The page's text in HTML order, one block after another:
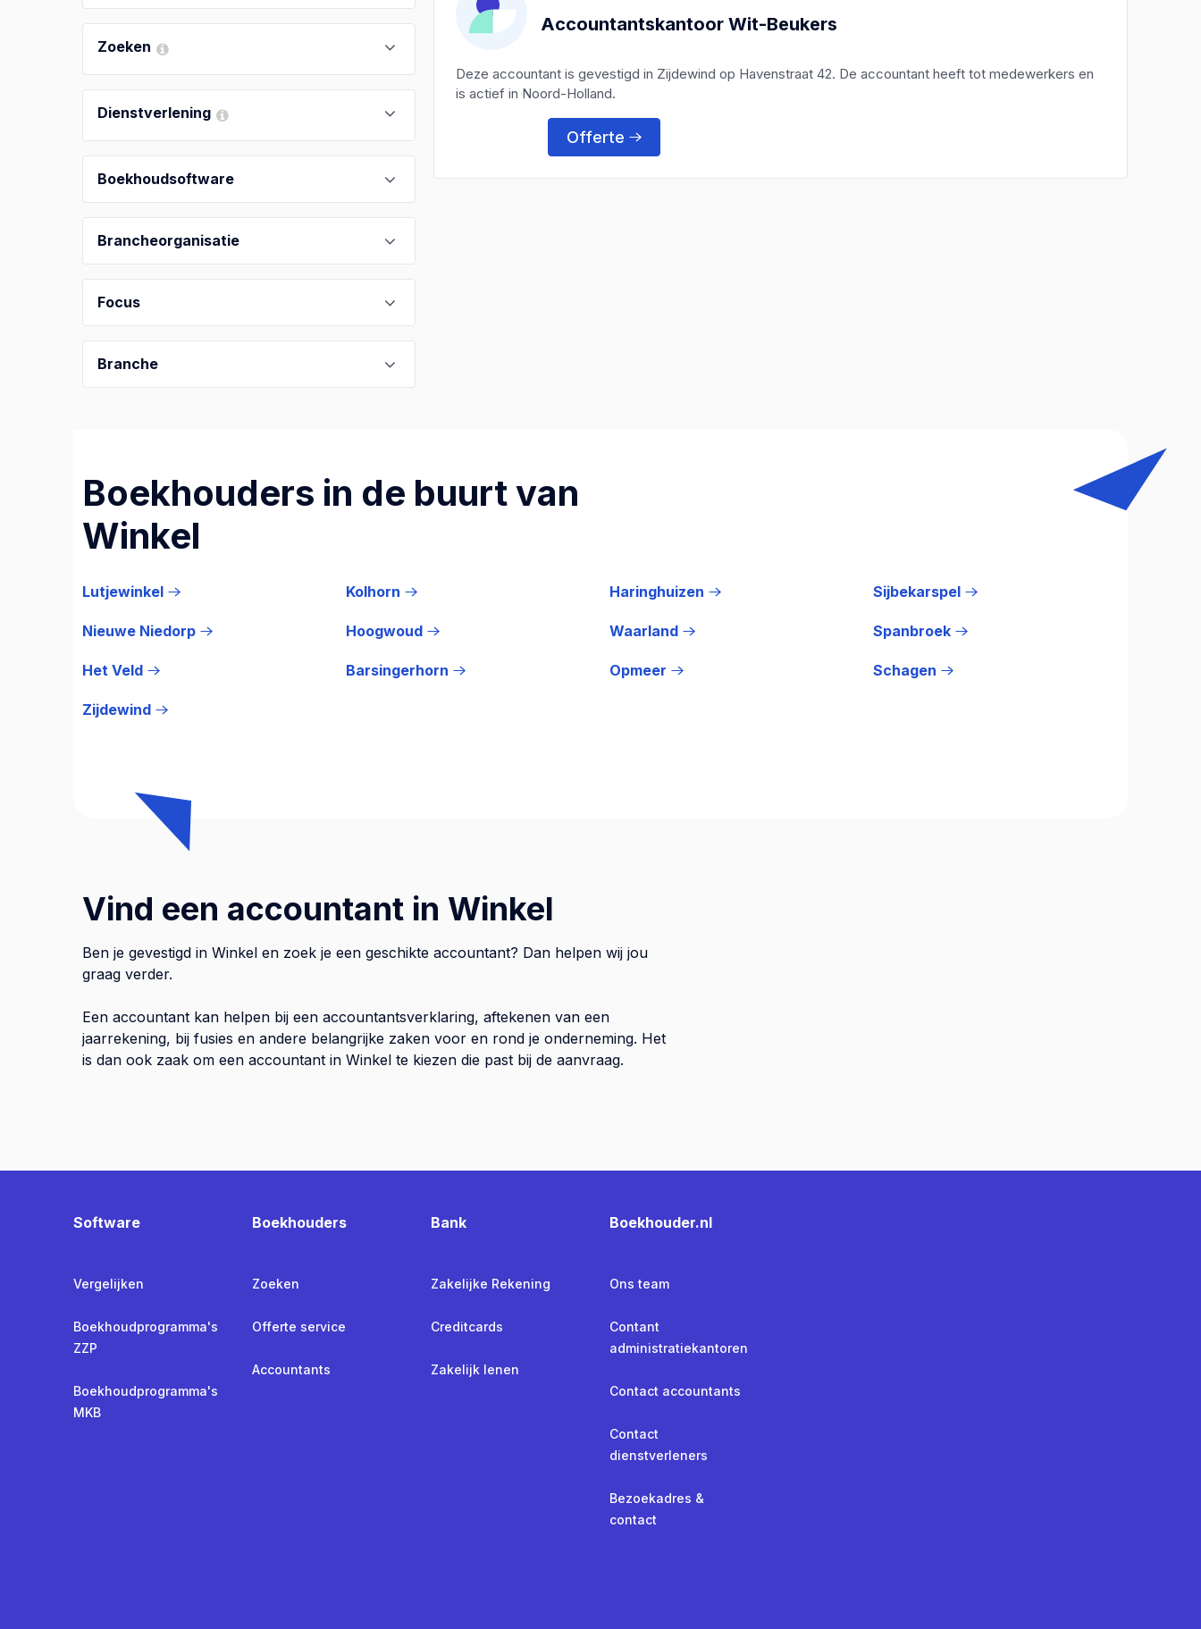
Zoeken
Dienstverlening
Boekhoudsoftware
Brancheorganisatie
Focus
Branche
Accountantskantoor Wit-Beukers
Deze accountant is gevestigd in Zijdewind op Havenstraat 42. De accountant heeft tot medewerkers en
is actief in Noord-Holland.
Offerte
Boekhouders in de buurt van
Winkel
Lutjewinkel
Nieuwe Niedorp
Het Veld
Zijdewind
Kolhorn
Hoogwoud
Barsingerhorn
Haringhuizen
Waarland
Opmeer
Sijbekarspel
Spanbroek
Schagen
Vind een accountant in Winkel
Ben je gevestigd in Winkel en zoek je een geschikte accountant? Dan helpen wij jou
graag verder.
Een accountant kan helpen bij een accountantsverklaring, aftekenen van een
jaarrekening, bij fusies en andere belangrijke zaken voor en rond je onderneming. Het
is dan ook zaak om een accountant in Winkel te kiezen die past bij de aanvraag.
Software
Vergelijken
Boekhoudprogramma's
ZZP
Boekhoudprogramma's
MKB
Boekhouders
Zoeken
Offerte service
Accountants
Bank
Zakelijke Rekening
Creditcards
Zakelijk lenen
Boekhouder.nl
Ons team
Contant
administratiekantoren
Contact accountants
Contact
dienstverleners
Bezoekadres &
contact